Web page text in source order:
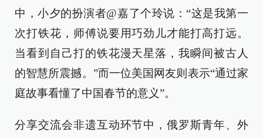
中，小夕的扮演者@嘉了个玲说：“这是我第一
次打铁花，师傅说要用巧劲儿才能打高打远。
当看到自己打的铁花漫天星落，我瞬间被古人
的智慧所震撼。”而一位美国网友则表示“通过家
庭故事看懂了中国春节的意义”。
分享交流会非遗互动环节中，俄罗斯青年、外